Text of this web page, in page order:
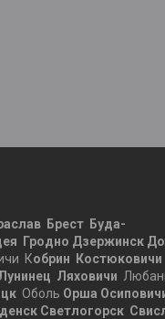
Брест Буда-
Гродно Дзержинск
Кобрин
Костюковичи
Ляховичи
Оболь Орша
Светлогорск